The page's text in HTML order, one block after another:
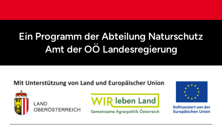
Ein Programm der Abteilung Naturschutz
Amt der OÖ Landesregierung